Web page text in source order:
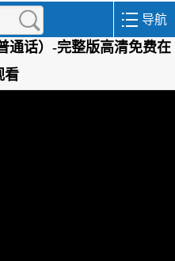
导航
通话）-完整版高清免费在
看